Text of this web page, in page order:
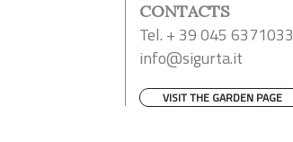
CONTACTS
Tel. + 39 045 6371033
info@sigurta.it
VISIT THE GARDEN PAGE